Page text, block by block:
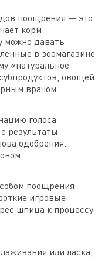
поощрения — это
корм
можно давать
в зоомагазине
«натуральное
овощей
врачом.
голоса
результаты
одобрения.
поощрения
игровые
шпица к процессу
или ласка,